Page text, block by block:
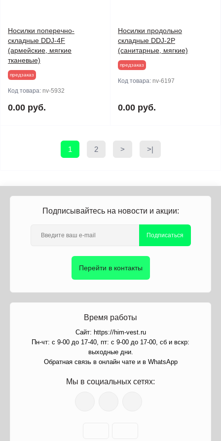
Носилки поперечно-
складные DDJ-4F
(армейские, мягкие
тканевые)
предзаказ
Код товара: nv-5932
0.00 руб.
Носилки продольно
складные DDJ-2P
(санитарные, мягкие)
предзаказ
Код товара: nv-6197
0.00 руб.
1 2 > >|
Подписывайтесь на новости и акции:
Подписаться
Перейти в контакты
Время работы
Сайт: https://him-vest.ru
Пн-чт: с 9-00 до 17-40, пт: с 9-00 до 17-00, сб и вскр:
выходные дни.
Обратная связь в онлайн чате и в WhatsApp
Мы в социальных сетях: